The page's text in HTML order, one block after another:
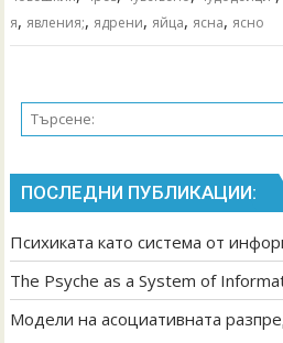
я, явления;, ядрени, яйца, ясна, ясно
ПОСЛЕДНИ ПУБЛИКАЦИИ:
Психиката като система от
The Psyche as a System of
Модели на асоциативната